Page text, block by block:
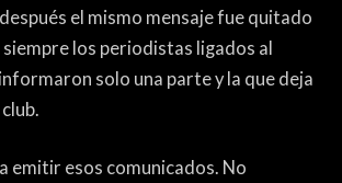
el mismo mensaje fue quitado
siempre los periodistas ligados al
solo una parte y la que deja
emitir esos comunicados. No